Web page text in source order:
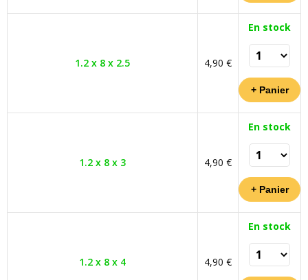
1.2 x 8 x 2.5 4,90 €
En stock
1.2 x 8 x 3 4,90 €
En stock
1.2 x 8 x 4 4,90 €
En stock